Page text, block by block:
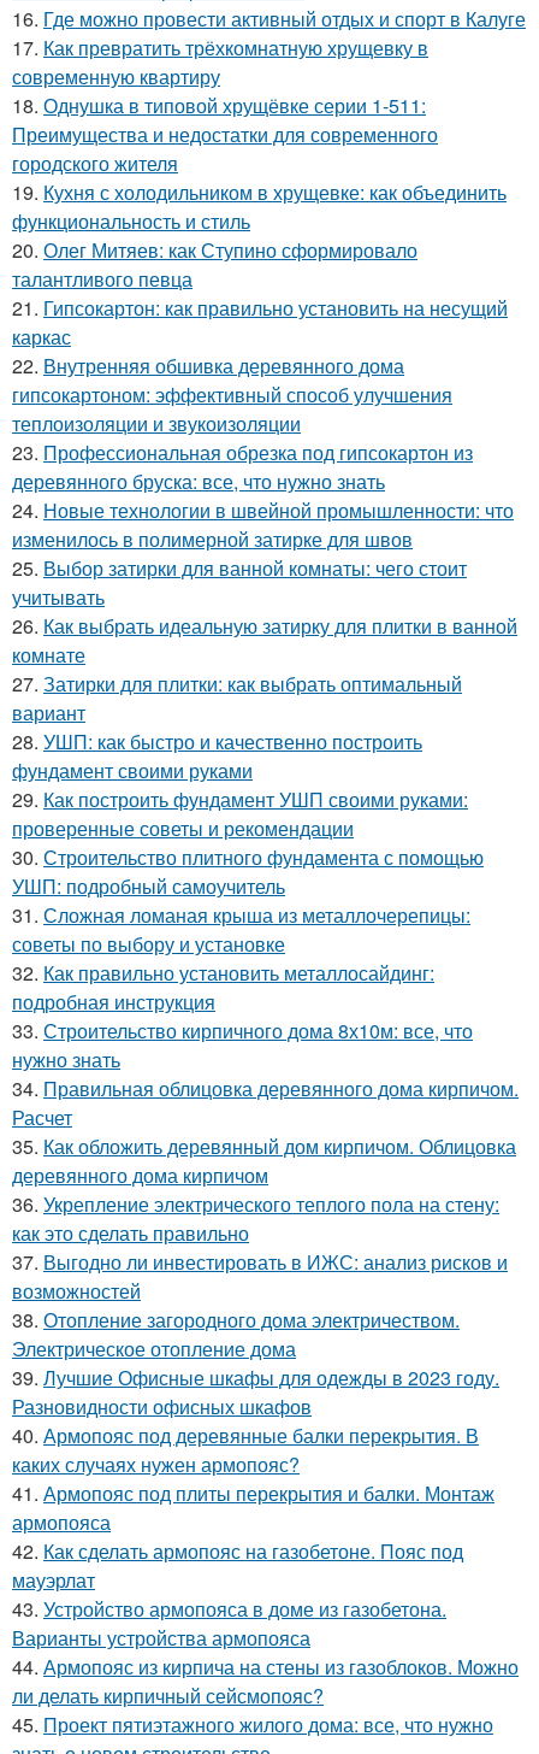
16. Где можно провести активный отдых и спорт в Калуге
17. Как превратить трёхкомнатную хрущевку в
современную квартиру
18. Однушка в типовой хрущёвке серии 1-511:
Преимущества и недостатки для современного
городского жителя
19. Кухня с холодильником в хрущевке: как объединить
функциональность и стиль
20. Олег Митяев: как Ступино сформировало
талантливого певца
21. Гипсокартон: как правильно установить на несущий
каркас
22. Внутренняя обшивка деревянного дома
гипсокартоном: эффективный способ улучшения
теплоизоляции и звукоизоляции
23. Профессиональная обрезка под гипсокартон из
деревянного бруска: все, что нужно знать
24. Новые технологии в швейной промышленности: что
изменилось в полимерной затирке для швов
25. Выбор затирки для ванной комнаты: чего стоит
учитывать
26. Как выбрать идеальную затирку для плитки в ванной
комнате
27. Затирки для плитки: как выбрать оптимальный
вариант
28. УШП: как быстро и качественно построить
фундамент своими руками
29. Как построить фундамент УШП своими руками:
проверенные советы и рекомендации
30. Строительство плитного фундамента с помощью
УШП: подробный самоучитель
31. Сложная ломаная крыша из металлочерепицы:
советы по выбору и установке
32. Как правильно установить металлосайдинг:
подробная инструкция
33. Строительство кирпичного дома 8х10м: все, что
нужно знать
34. Правильная облицовка деревянного дома кирпичом.
Расчет
35. Как обложить деревянный дом кирпичом. Облицовка
деревянного дома кирпичом
36. Укрепление электрического теплого пола на стену:
как это сделать правильно
37. Выгодно ли инвестировать в ИЖС: анализ рисков и
возможностей
38. Отопление загородного дома электричеством.
Электрическое отопление дома
39. Лучшие Офисные шкафы для одежды в 2023 году.
Разновидности офисных шкафов
40. Армопояс под деревянные балки перекрытия. В
каких случаях нужен армопояс?
41. Армопояс под плиты перекрытия и балки. Монтаж
армопояса
42. Как сделать армопояс на газобетоне. Пояс под
мауэрлат
43. Устройство армопояса в доме из газобетона.
Варианты устройства армопояса
44. Армопояс из кирпича на стены из газоблоков. Можно
ли делать кирпичный сейсмопояс?
45. Проект пятиэтажного жилого дома: все, что нужно